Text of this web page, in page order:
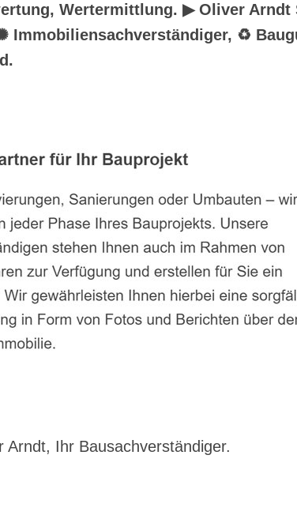
Wertermittlung. ▶︎ Oliver
Immobiliensachverständiger, ♻
Arndt, Ihr Bausachverständiger.